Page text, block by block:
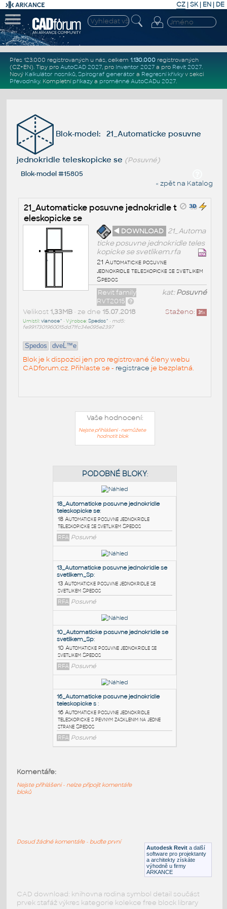
CZ | SK| EN | DE
Přes 123.000 registrovaných u nás, celkem 1.130.000registrovaných
(CZ+EN). Tipy pro AutoCAD 2027, pro Inventor 2027a pro Revit 2027.
Nový Kalkulátor nosníků, Spirograf generátor a Regresní křivkyv sekci
Převodníky. Kompletní příkazya proměnné AutoCADu 2027.
Blok-model: 21_Automaticke posuvne
jednokridle teleskopicke se (Posuvné)
Blok-model #15805
« zpět na Katalog
21_Automaticke posuvne jednokridle t
eleskopicke se
◄ DOWNLOAD 21_Automa
ticke posuvne jednokridle teles
kopicke se svetlikem.rfa
21 Automaticke posuvne
jednokridle teleskopicke se svetlikem
Spedos
kat:Posuvné
Revit family
RVT2015
Staženo: 31x
Velikost 1,33MB• ze dne 15.07.2018
Umístil:vianoce^ • Výrobce:Spedos^ • md5:
fe9917301960015dd71fc34e095e2397
Spedos dveĹ™e
Blok je k dispozici jen pro registrované členy webu
CADforum.cz. Přihlaste se - registrace je bezplatná.
Vaše hodnocení:
Nejste přihlášeni - nemůžete
hodnotit blok
PODOBNÉ BLOKY
18_Automaticke posuvne jednokridle
teleskopicke se
18 Automaticke posuvne jednokridle
teleskopicke se svetlikem Spedos
RFA Posuvné
13_Automaticke posuvne jednokridle se
svetlikem_Sp:
13 Automaticke posuvne jednokridle se
svetlikem Spedos
RFA Posuvné
10_Automaticke posuvne jednokridle se
RFA Posuvné
16 Automaticke posuvne jednokridle
teleskopicke s pevnym zasklenim na jedne
Autodesk Revit a další
software pro projektanty
a architekty získáte
výhodně u firmy
ARKANCE
Komentáře:
Nejste přihlášeni - nelze připojit komentáře
bloků
Dosud žádné komentáře - buďte první
CAD download: knihovna rodina symbol detail součást
prvek stafáž výkres kategorie kolekce free block library